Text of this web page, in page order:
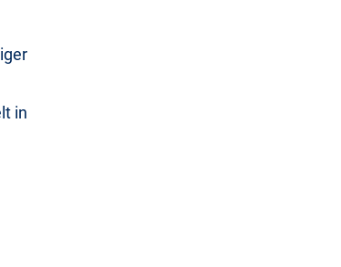
in